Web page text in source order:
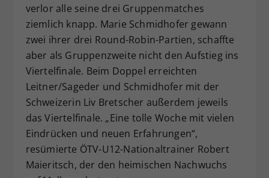
verlor alle seine drei Gruppenmatches
ziemlich knapp. Marie Schmidhofer gewann
zwei ihrer drei Round-Robin-Partien, schaffte
aber als Gruppenzweite nicht den Aufstieg ins
Viertelfinale. Beim Doppel erreichten
Leitner/Sageder und Schmidhofer mit der
Schweizerin Liv Bretscher außerdem jeweils
das Viertelfinale. „Eine tolle Woche mit vielen
Eindrücken und neuen Erfahrungen“,
resümierte ÖTV-U12-Nationaltrainer Robert
Maieritsch, der den heimischen Nachwuchs